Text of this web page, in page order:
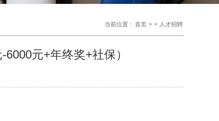
首页 > > 人才招聘
当前位置：
元+年终奖+社保）